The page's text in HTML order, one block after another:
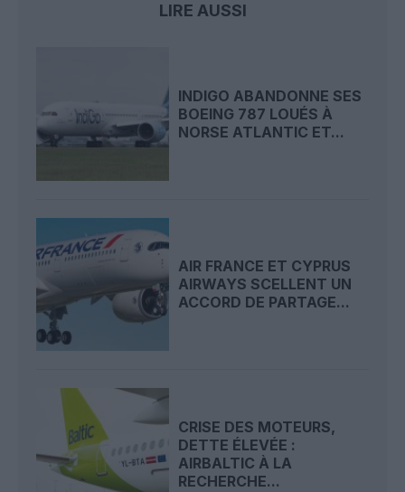
LIRE AUSSI
INDIGO ABANDONNE SES
BOEING 787 LOUÉS À
NORSE ATLANTIC ET...
AIR FRANCE ET CYPRUS
AIRWAYS SCELLENT UN
ACCORD DE PARTAGE...
CRISE DES MOTEURS,
DETTE ÉLEVÉE :
AIRBALTIC À LA
RECHERCHE...